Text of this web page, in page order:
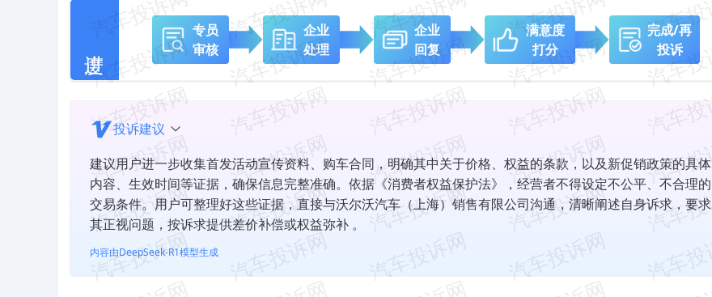
专员
审核
企业
处理
企业
回复
满意度
打分
完成/再
投诉
投诉建议
建议用户进一步收集首发活动宣传资料、购车合同，明确其中关于价格、权益的条款，以及新促销政策的具体
内容、生效时间等证据，确保信息完整准确。依据《消费者权益保护法》，经营者不得设定不公平、不合理的
交易条件。用户可整理好这些证据，直接与沃尔沃汽车（上海）销售有限公司沟通，清晰阐述自身诉求，要求
其正视问题，按诉求提供差价补偿或权益弥补 。
内容由DeepSeek-R1模型生成